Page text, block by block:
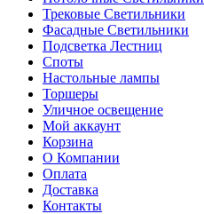
Трековые Светильники
Фасадные Светильники
Подсветка Лестниц
Споты
Настольные лампы
Торшеры
Уличное освещение
Мой аккаунт
Корзина
О Компании
Оплата
Доставка
Контакты